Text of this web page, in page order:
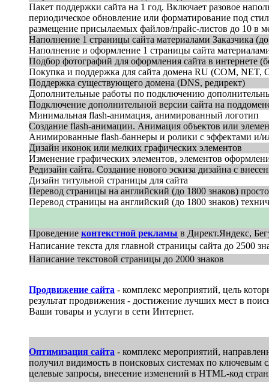
Пакет поддержки сайта на 1 год. Включает разовое
периодическое обновление или форматирование под
размещение присылаемых файлов/прайс-листов до 10 в
Наполнение 1 страницы сайта материалами Заказчика
Наполнение и оформление 1 страницы сайта
Подбор фотографий для оформления сайта в интернете
Покупка и поддержка для сайта домена RU (COM, NET,
Поддержка существующего домена (DNS, редирект)
Дополнительные работы по подключению
Подключение дополнительной версии сайта на
Минимальная flash-анимация, анимированный логотип
Создание flash-анимации. Анимация объектов или
Анимированные flash-баннеры и ролики с эффектами и/
Дизайн иконок или мелких графических элементов
Изменение графических элементов, элементов
Редизайн сайта. Создание нового эскиза дизайна с
Дизайн титульной страницы для сайта
Перевод страницы на английский (до 1800 знаков)
Перевод страницы на английский (до 1800 знаков)
Проведение контекстной рекламы в Директ.Яндекс,
Написание текста для главной страницы сайта до 2500
Написание текстовой страницы до 2000 знаков
Продвижение сайта - комплекс мероприятий, цель
результат продвижения - достижение лучших мест в
Ваши товары и услуги в сети Интернет.
Оптимизация сайта - комплекс мероприятий,
получил видимость в поисковых системах по ключевым
целевые запросы, внесение изменений в HTML-код